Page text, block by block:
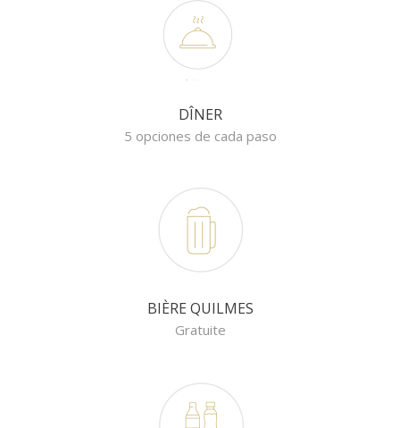
DÎNER
5 opciones de cada paso
BIÈRE QUILMES
Gratuite